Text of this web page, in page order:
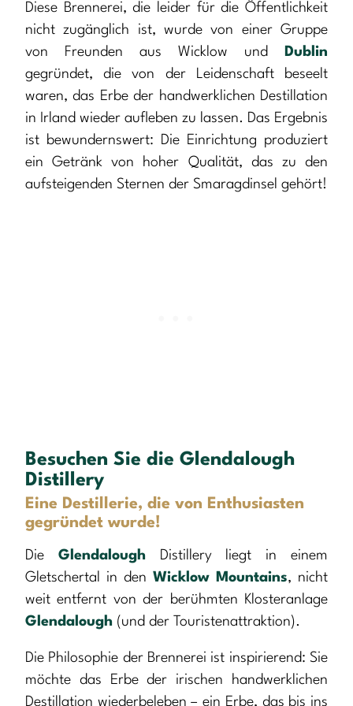
Diese Brennerei, die leider für die Öffentlichkeit
nicht zugänglich ist, wurde von einer Gruppe
von Freunden aus Wicklow und
Dublin
gegründet, die von der Leidenschaft beseelt
waren, das Erbe der handwerklichen Destillation
in Irland wieder aufleben zu lassen. Das Ergebnis
ist bewundernswert: Die Einrichtung produziert
ein Getränk von hoher Qualität, das zu den
aufsteigenden Sternen der Smaragdinsel gehört!
Besuchen Sie die Glendalough
Distillery
Eine Destillerie, die von Enthusiasten
gegründet wurde!
Die GlendaloughDistillery liegt in einem
Gletschertal in den Wicklow Mountains, nicht
weit entfernt von der berühmten Klosteranlage
Glendalough (und der Touristenattraktion).
Die Philosophie der Brennerei ist inspirierend: Sie
möchte das Erbe der irischen handwerklichen
Destillation wiederbeleben – ein Erbe, das bis ins